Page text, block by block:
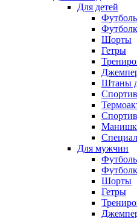
Для детей
Шорты
Гетры
Штаны
Для мужчин
Шорты
Гетры